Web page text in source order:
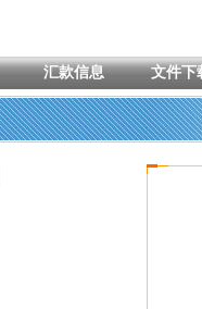
汇款信息 文件下